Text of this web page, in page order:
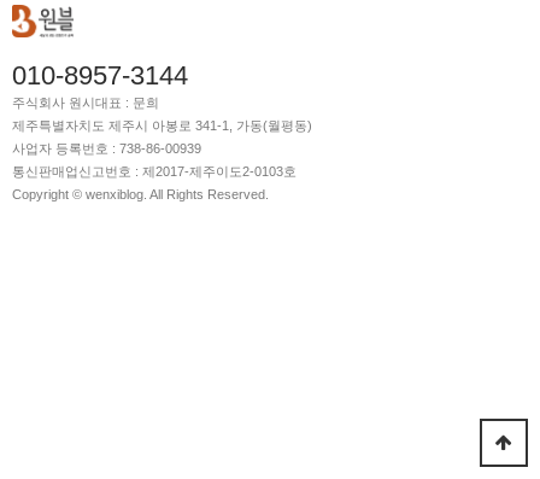
010-8957-3144
주식회사 원시대표 : 문희
제주특별자치도 제주시 아봉로 341-1, 가동(월평동)
사업자 등록번호 : 738-86-00939
통신판매업신고번호 : 제2017-제주이도2-0103호
Copyright © wenxiblog. All Rights Reserved.